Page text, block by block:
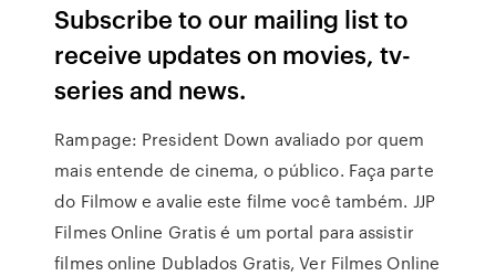
Subscribe to our mailing list to
receive updates on movies, tv-
series and news.
Rampage: President Down avaliado por quem
mais entende de cinema, o público. Faça parte
do Filmow e avalie este filme você também. JJP
Filmes Online Gratis é um portal para assistir
filmes online Dublados Gratis, Ver Filmes Online